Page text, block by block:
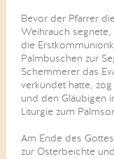
Bevor der Pfarrer
Weihrauch
die
Palmbuschen zur
Schemmerer das
verkündet hatte,
und den Gläubigen
Liturgie zum
Am Ende des
zur Osterbeichte